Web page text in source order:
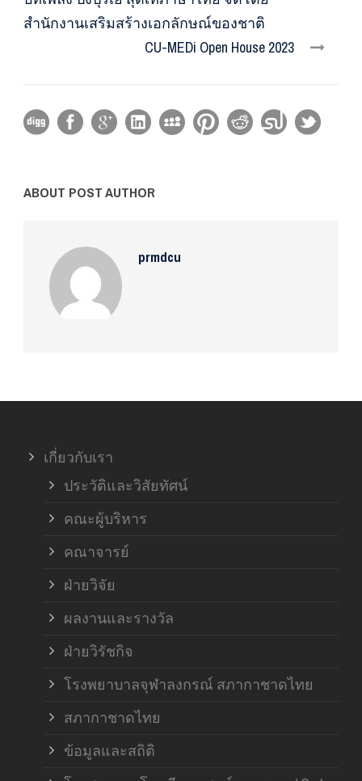
สำนักงานเสริมสร้างเอกลักษณ์ของชาติ
CU-MEDi Open House 2023
ABOUT POST AUTHOR
prmdcu
เกี่ยวกับเรา
ประวัติและวิสัยทัศน์
คณะผู้บริหาร
คณาจารย์
ฝ่ายวิจัย
ผลงานและรางวัล
ฝ่ายวิรัชกิจ
โรงพยาบาลจุฬาลงกรณ์ สภากาชาดไทย
สภากาชาดไทย
ข้อมูลและสถิติ